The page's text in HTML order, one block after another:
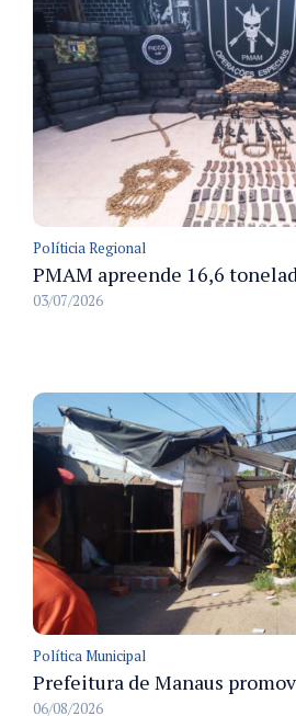
Políticia Regional
03/07/2026
Política Municipal
06/08/2026